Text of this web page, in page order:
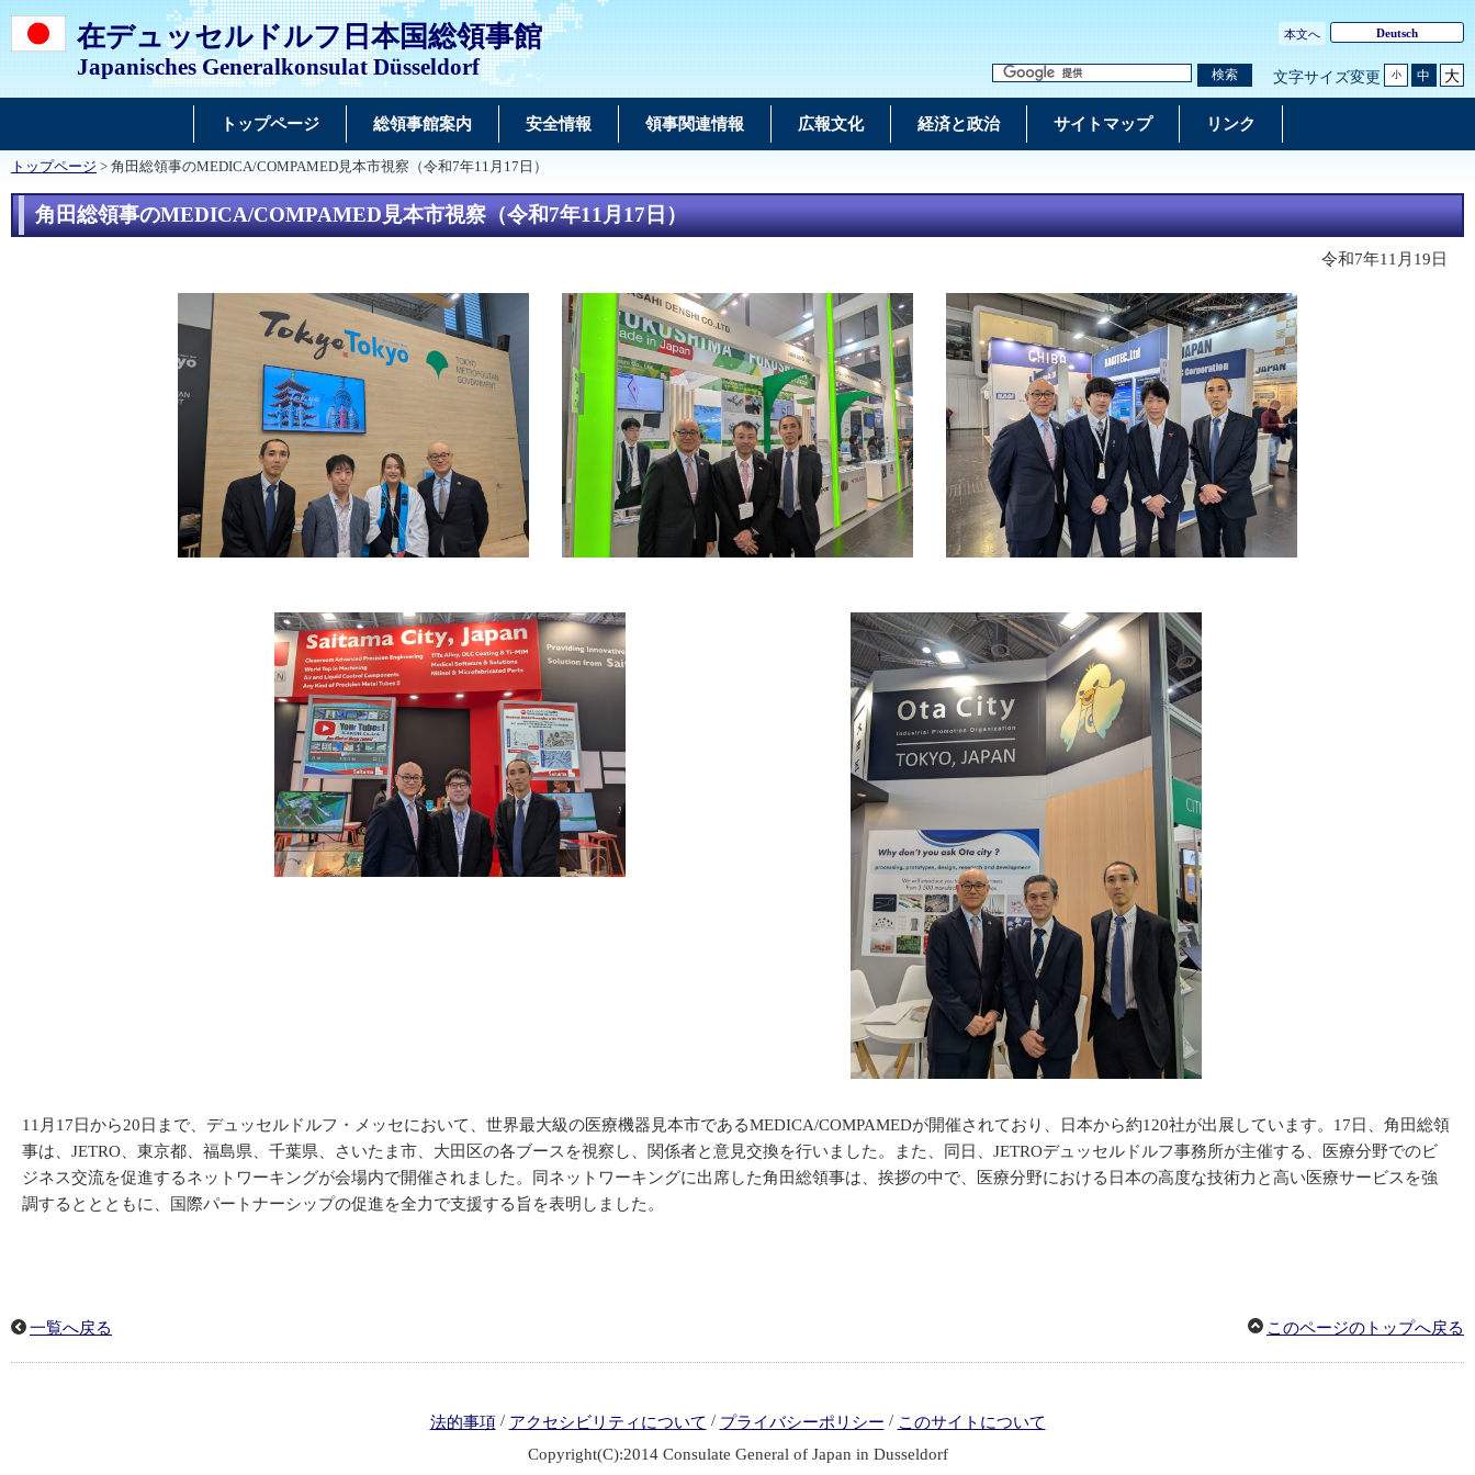
在デュッセルドルフ日本国総領事館
Japanisches Generalkonsulat Düsseldorf
本文へ Deutsch
検索 文字サイズ変更 小 中 大
トップページ 総領事館案内 安全情報 領事関連情報 広報文化 経済と政治 サイトマップ リンク
トップページ > 角田総領事のMEDICA/COMPAMED見本市視察（令和7年11月17日）
角田総領事のMEDICA/COMPAMED見本市視察（令和7年11月17日）
令和7年11月19日
11月17日から20日まで、デュッセルドルフ・メッセにおいて、世界最大級の医療機器見本市であるMEDICA/COMPAMEDが開催されており、日本から約120社が出展しています。17日、角田総領
事は、JETRO、東京都、福島県、千葉県、さいたま市、大田区の各ブースを視察し、関係者と意見交換を行いました。また、同日、JETROデュッセルドルフ事務所が主催する、医療分野でのビ
ジネス交流を促進するネットワーキングが会場内で開催されました。同ネットワーキングに出席した角田総領事は、挨拶の中で、医療分野における日本の高度な技術力と高い医療サービスを強
調するととともに、国際パートナーシップの促進を全力で支援する旨を表明しました。
一覧へ戻る このページのトップへ戻る
法的事項 / アクセシビリティについて / プライバシーポリシー / このサイトについて
Copyright(C):2014 Consulate General of Japan in Dusseldorf